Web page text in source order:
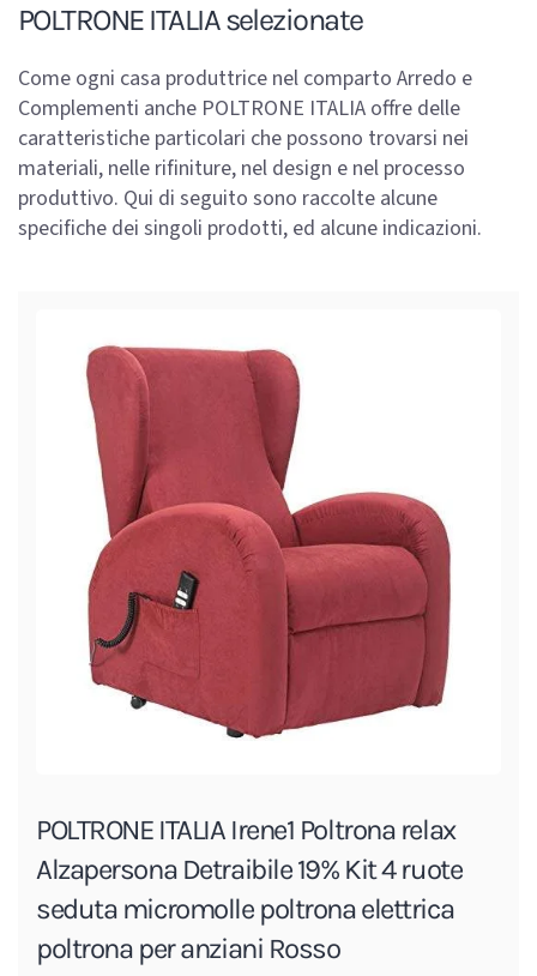
POLTRONE ITALIA selezionate
Come ogni casa produttrice nel comparto Arredo e
Complementi anche POLTRONE ITALIA offre delle
caratteristiche particolari che possono trovarsi nei
materiali, nelle rifiniture, nel design e nel processo
produttivo. Qui di seguito sono raccolte alcune
specifiche dei singoli prodotti, ed alcune indicazioni.
POLTRONE ITALIA Irene1 Poltrona relax
Alzapersona Detraibile 19% Kit 4 ruote
seduta micromolle poltrona elettrica
poltrona per anziani Rosso